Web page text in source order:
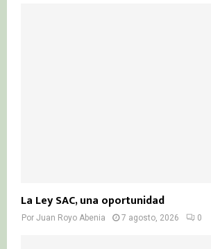
La Ley SAC, una oportunidad
Por Juan Royo Abenia 7 agosto, 2026 0